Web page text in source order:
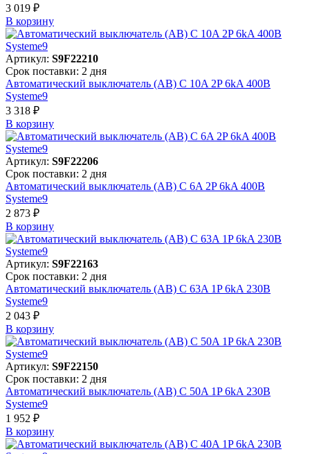
3 019 ₽
В корзинy
Артикул: S9F22210
Срок поставки: 2 дня
Автоматический выключатель (АВ) C 10A 2P 6kA 400В
Systeme9
3 318 ₽
В корзинy
Артикул: S9F22206
Срок поставки: 2 дня
Автоматический выключатель (АВ) C 6A 2P 6kA 400В
Systeme9
2 873 ₽
В корзинy
Артикул: S9F22163
Срок поставки: 2 дня
Автоматический выключатель (АВ) C 63A 1P 6kA 230В
Systeme9
2 043 ₽
В корзинy
Артикул: S9F22150
Срок поставки: 2 дня
Автоматический выключатель (АВ) C 50A 1P 6kA 230В
Systeme9
1 952 ₽
В корзинy